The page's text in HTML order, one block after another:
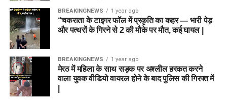
BREAKINGNEWS 1 year ago
“चकराता के टाइगर फॉल में प्रकृति का कहर — भारी पेड़
और पत्थरों के गिरने से 2 की मौके पर मौत, कई घायल |
BREAKINGNEWS 1 year ago
मेरठ में महिला के साथ सड़क पर अश्लील हरकत करने
वाला युवक वीडियो वायरल होने के बाद पुलिस की गिरफ्त में